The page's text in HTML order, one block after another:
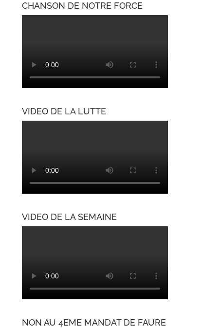
CHANSON DE NOTRE FORCE
VIDEO DE LA LUTTE
VIDEO DE LA SEMAINE
NON AU 4EME MANDAT DE FAURE